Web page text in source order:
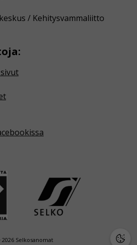
/ Kehitysvammaliitto
Selkosanomat